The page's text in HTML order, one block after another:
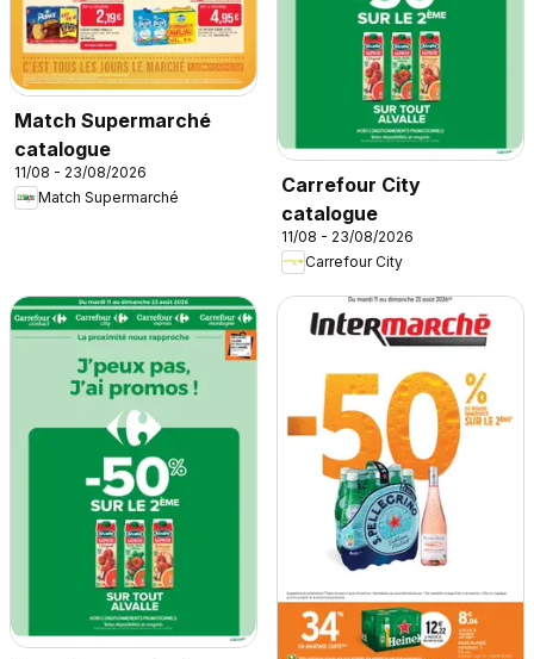
Match Supermarché
catalogue
11/08 - 23/08/2026
Match Supermarché
Carrefour City
catalogue
11/08 - 23/08/2026
Carrefour City